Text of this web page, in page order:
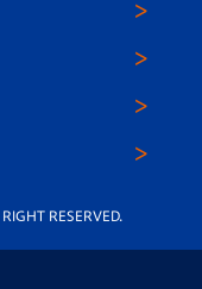
RESERVED.